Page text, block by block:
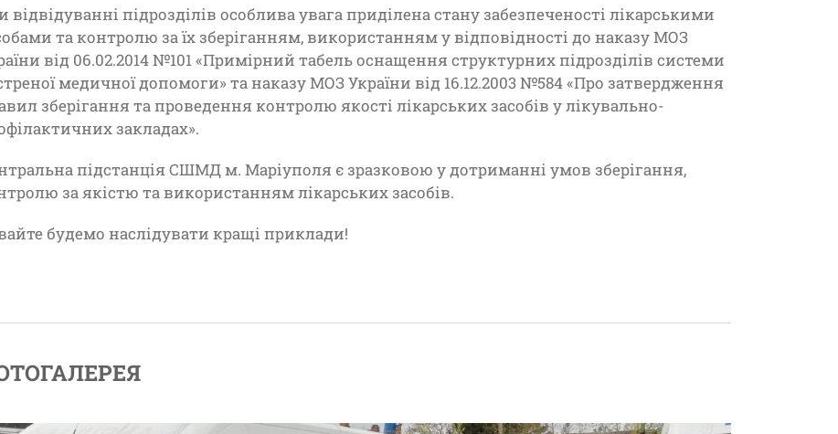
відвідуванні підрозділів особлива увага приділена стану забезпеченості лікарськими
та контролю за їх зберіганням, використанням у відповідності до наказу МОЗ
від 06.02.2014 №101 «Примірний табель оснащення структурних підрозділів системи
медичної допомоги» та наказу МОЗ України від 16.12.2003 №584 «Про затвердження
зберігання та проведення контролю якості лікарських засобів у лікувально-
закладах».
підстанція СШМД м. Маріуполя є зразковою у дотриманні умов зберігання,
за якістю та використанням лікарських засобів.
будемо наслідувати кращі приклади!